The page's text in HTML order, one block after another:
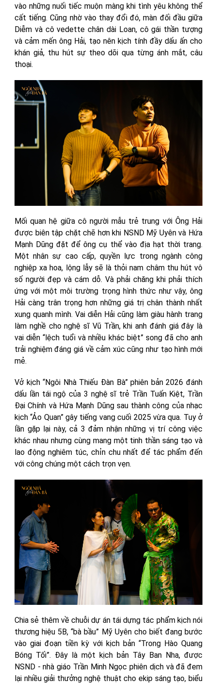
vào những nuối tiếc muộn màng khi tình yêu không thể
cất tiếng. Cũng nhờ vào thay đổi đó, màn đối đầu giữa
Diễm và cô vedette chân dài Loan, cô gái thần tượng
và cảm mến ông Hải, tạo nên kịch tính đầy dấu ấn cho
khán giả, thu hút sự theo dõi qua từng ánh mắt, câu
thoại.
Mối quan hệ giữa cô người mẫu trẻ trung với Ông Hải
được biên tập chặt chẽ hơn khi NSND Mỹ Uyên và Hứa
Mạnh Dũng đặt để ông cụ thể vào địa hạt thời trang.
Một nhân sự cao cấp, quyền lực trong ngành công
nghiệp xa hoa, lộng lẫy sẽ là thỏi nam châm thu hút vô
số người đẹp và cám dỗ. Và phải chăng khi phải thích
ứng với một môi trường trọng hình thức như vậy, ông
Hải càng trân trọng hơn những giá trị chân thành nhất
xung quanh mình. Vai diễn Hải cũng làm giàu hành trang
làm nghề cho nghệ sĩ Vũ Trần, khi anh đánh giá đây là
vai diễn “lệch tuổi và nhiều khác biệt” song đã cho anh
trải nghiệm đáng giá về cảm xúc cũng như tạo hình mới
mẻ.
Vở kịch “Ngôi Nhà Thiếu Đàn Bà” phiên bản 2026 đánh
dấu lần tái ngộ của 3 nghệ sĩ trẻ Trần Tuấn Kiệt, Trần
Đại Chính và Hứa Mạnh Dũng sau thành công của nhạc
kịch “Ảo Quan” gây tiếng vang cuối 2025 vừa qua. Tuy ở
lần gặp lại này, cả 3 đảm nhận những vị trí công việc
khác nhau nhưng cùng mang một tinh thần sáng tạo và
lao động nghiêm túc, chỉn chu nhất để tác phẩm đến
với công chúng một cách trọn vẹn.
Chia sẻ thêm về chuỗi dự án tái dựng tác phẩm kịch nói
thương hiệu 5B, “bà bầu” Mỹ Uyên cho biết đang bước
vào giai đoạn tiền kỳ với kịch bản “Trong Hào Quang
Bóng Tối”. Đây là một kịch bản Tây Ban Nha, được
NSND - nhà giáo Trần Minh Ngọc phiên dịch và đã đem
lại nhiều giải thưởng nghệ thuật cho ekip sáng tạo, biểu